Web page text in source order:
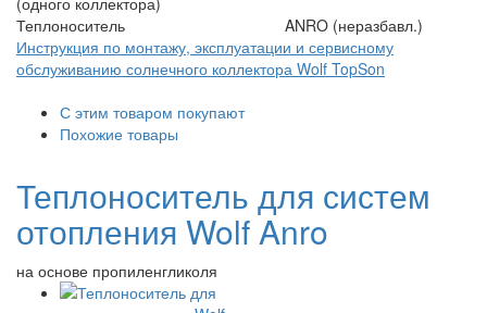
Теплоноситель
ANRO (неразбавл.)
Инструкция по монтажу, эксплуатации и сервисному
обслуживанию солнечного коллектора Wolf TopSon
С этим товаром покупают
Похожие товары
Теплоноситель для систем
отопления Wolf Anro
на основе пропиленгликоля